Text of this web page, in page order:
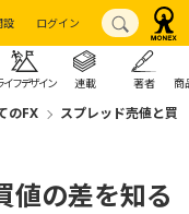
設 ログイン
イフデザイン 連載 著者 商
のFX
スプレッド――売値と買
値の差を知る